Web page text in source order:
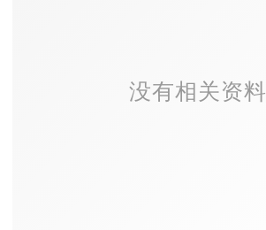
没有相关资料